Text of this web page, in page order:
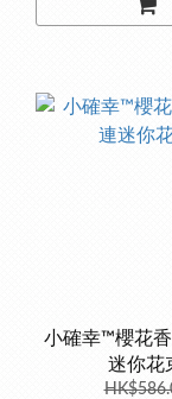
小確幸™櫻花
迷你花